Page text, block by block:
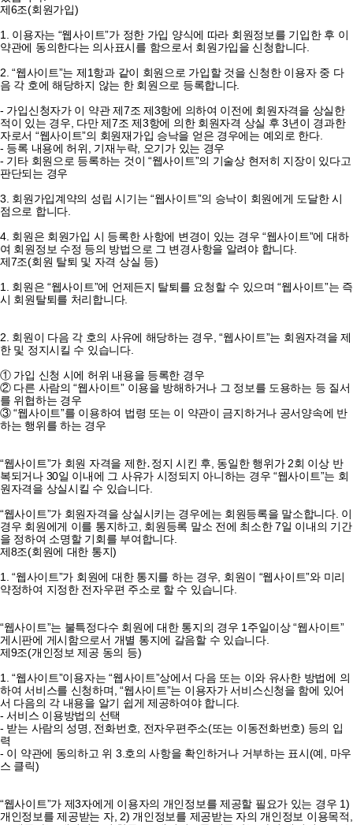
제6조(회원가입)
1. 이용자는 “웹사이트”가 정한 가입 양식에 따라 회원정보를 기입한 후 이
약관에 동의한다는 의사표시를 함으로서 회원가입을 신청합니다.
2. “웹사이트”는 제1항과 같이 회원으로 가입할 것을 신청한 이용자 중 다
음 각 호에 해당하지 않는 한 회원으로 등록합니다.
- 가입신청자가 이 약관 제7조 제3항에 의하여 이전에 회원자격을 상실한
적이 있는 경우, 다만 제7조 제3항에 의한 회원자격 상실 후 3년이 경과한
자로서 “웹사이트”의 회원재가입 승낙을 얻은 경우에는 예외로 한다.
- 등록 내용에 허위, 기재누락, 오기가 있는 경우
- 기타 회원으로 등록하는 것이 “웹사이트”의 기술상 현저히 지장이 있다고
판단되는 경우
3. 회원가입계약의 성립 시기는 “웹사이트”의 승낙이 회원에게 도달한 시
점으로 합니다.
4. 회원은 회원가입 시 등록한 사항에 변경이 있는 경우 “웹사이트”에 대하
여 회원정보 수정 등의 방법으로 그 변경사항을 알려야 합니다.
제7조(회원 탈퇴 및 자격 상실 등)
1. 회원은 “웹사이트”에 언제든지 탈퇴를 요청할 수 있으며 “웹사이트”는 즉
시 회원탈퇴를 처리합니다.
2. 회원이 다음 각 호의 사유에 해당하는 경우, “웹사이트”는 회원자격을 제
한 및 정지시킬 수 있습니다.
① 가입 신청 시에 허위 내용을 등록한 경우
② 다른 사람의 “웹사이트” 이용을 방해하거나 그 정보를 도용하는 등 질서
를 위협하는 경우
③ “웹사이트”를 이용하여 법령 또는 이 약관이 금지하거나 공서양속에 반
하는 행위를 하는 경우
“웹사이트”가 회원 자격을 제한․정지 시킨 후, 동일한 행위가 2회 이상 반
복되거나 30일 이내에 그 사유가 시정되지 아니하는 경우 “웹사이트”는 회
원자격을 상실시킬 수 있습니다.
“웹사이트”가 회원자격을 상실시키는 경우에는 회원등록을 말소합니다. 이
경우 회원에게 이를 통지하고, 회원등록 말소 전에 최소한 7일 이내의 기간
을 정하여 소명할 기회를 부여합니다.
제8조(회원에 대한 통지)
1. “웹사이트”가 회원에 대한 통지를 하는 경우, 회원이 “웹사이트”와 미리
약정하여 지정한 전자우편 주소로 할 수 있습니다.
“웹사이트”는 불특정다수 회원에 대한 통지의 경우 1주일이상 “웹사이트”
게시판에 게시함으로서 개별 통지에 갈음할 수 있습니다.
제9조(개인정보 제공 동의 등)
1. “웹사이트”이용자는 “웹사이트”상에서 다음 또는 이와 유사한 방법에 의
하여 서비스를 신청하며, “웹사이트”는 이용자가 서비스신청을 함에 있어
서 다음의 각 내용을 알기 쉽게 제공하여야 합니다.
- 서비스 이용방법의 선택
- 받는 사람의 성명, 전화번호, 전자우편주소(또는 이동전화번호) 등의 입
력
- 이 약관에 동의하고 위 3.호의 사항을 확인하거나 거부하는 표시(예, 마우
스 클릭)
“웹사이트”가 제3자에게 이용자의 개인정보를 제공할 필요가 있는 경우 1)
개인정보를 제공받는 자, 2) 개인정보를 제공받는 자의 개인정보 이용목적,